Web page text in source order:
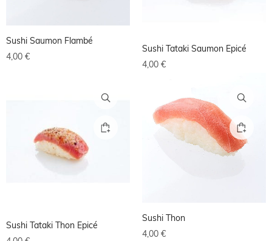
Sushi Saumon Flambé
4,00 €
Sushi Tataki Saumon Epicé
4,00 €
Sushi Tataki Thon Epicé
Sushi Thon
4,00 €